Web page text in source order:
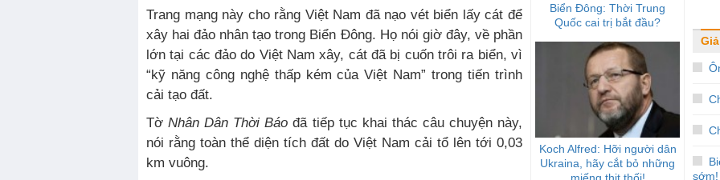
Trang mạng này cho rằng Việt Nam đã nạo vét biển lấy cát để
xây hai đảo nhân tạo trong Biển Đông. Họ nói giờ đây, về phần
lớn tại các đảo do Việt Nam xây, cát đã bị cuốn trôi ra biển, vì
“kỹ năng công nghệ thấp kém của Việt Nam” trong tiến trình
cải tạo đất.
TờNhân Dân Thời Báo đã tiếp tục khai thác câu chuyện này,
nói rằng toàn thể diện tích đất do Việt Nam cải tổ lên tới 0,03
km vuông.
Biển Đông: Thời Trung
Quốc cai trị bắt đầu?
Koch Alfred: Hỡi người dân
Ukraina, hãy cắt bỏ những
miếng thịt thối!
sớm!